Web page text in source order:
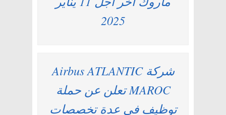
2025
شركة Airbus ATLANTIC
MAROC تعلن عن حملة
توظيف في عدة تخصصات